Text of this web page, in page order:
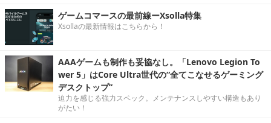
ゲームコマースの最前線ーXsolla特集
Xsollaの最新情報はこちらから！
AAAゲームも制作も妥協なし。「Lenovo Legion To
wer 5」はCore Ultra世代の“全てこなせるゲーミング
デスクトップ”
迫力を感じる強力スペック。メンテナンスしやすい構造もあり
がたい！